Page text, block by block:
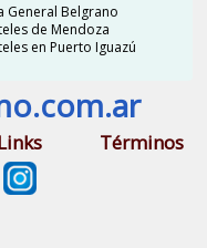
General Belgrano
de Mendoza
en Puerto Iguazú
Términos